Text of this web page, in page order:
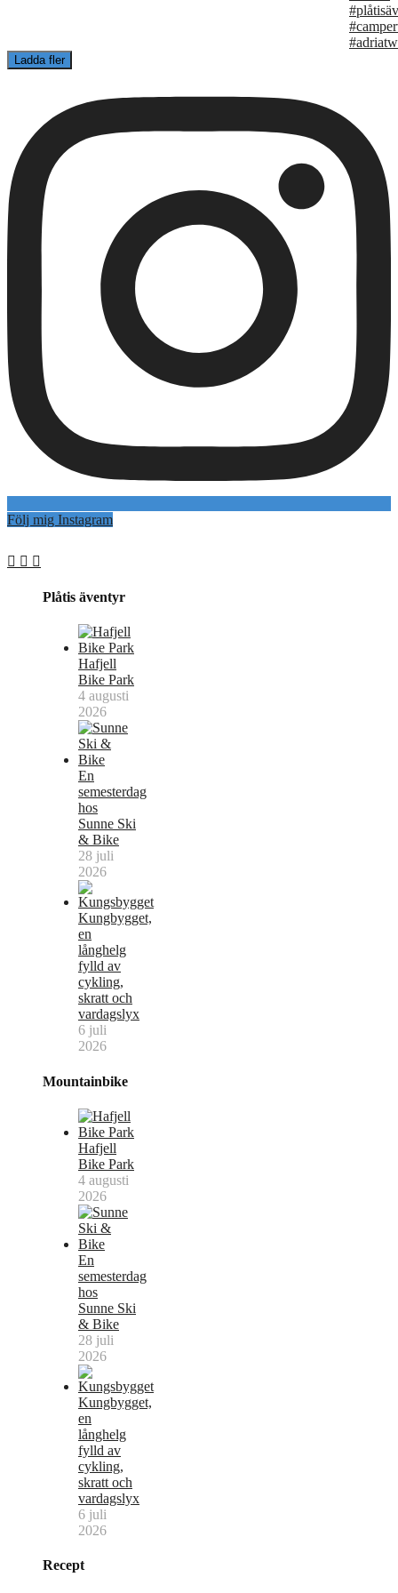
Ladda fler
Följ mig Instagram
Plåtis äventyr
Hafjell
Bike Park
4 augusti
2026
En
semesterdag
hos
Sunne Ski
& Bike
28 juli
2026
Kungbygget,
en
långhelg
fylld av
cykling,
skratt och
vardagslyx
6 juli
2026
Mountainbike
Hafjell
Bike Park
4 augusti
2026
En
semesterdag
hos
Sunne Ski
& Bike
28 juli
2026
Kungbygget,
en
långhelg
fylld av
cykling,
skratt och
vardagslyx
6 juli
2026
Recept